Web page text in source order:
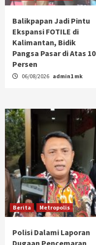
Balikpapan Jadi Pintu
Ekspansi FOTILE di
Kalimantan, Bidik
Pangsa Pasar di Atas 10
Persen
06/08/2026 admin1 mk
Berita Metropolis
Polisi Dalami Laporan
Dugaan Pencemaran